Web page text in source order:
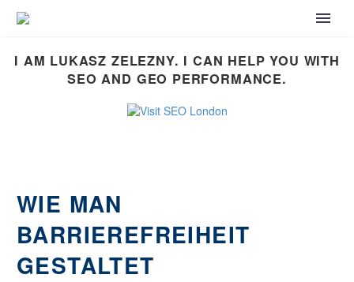
I AM LUKASZ ZELEZNY. I CAN HELP YOU WITH
SEO AND GEO PERFORMANCE.
WIE MAN
BARRIEREFREIHEIT
GESTALTET